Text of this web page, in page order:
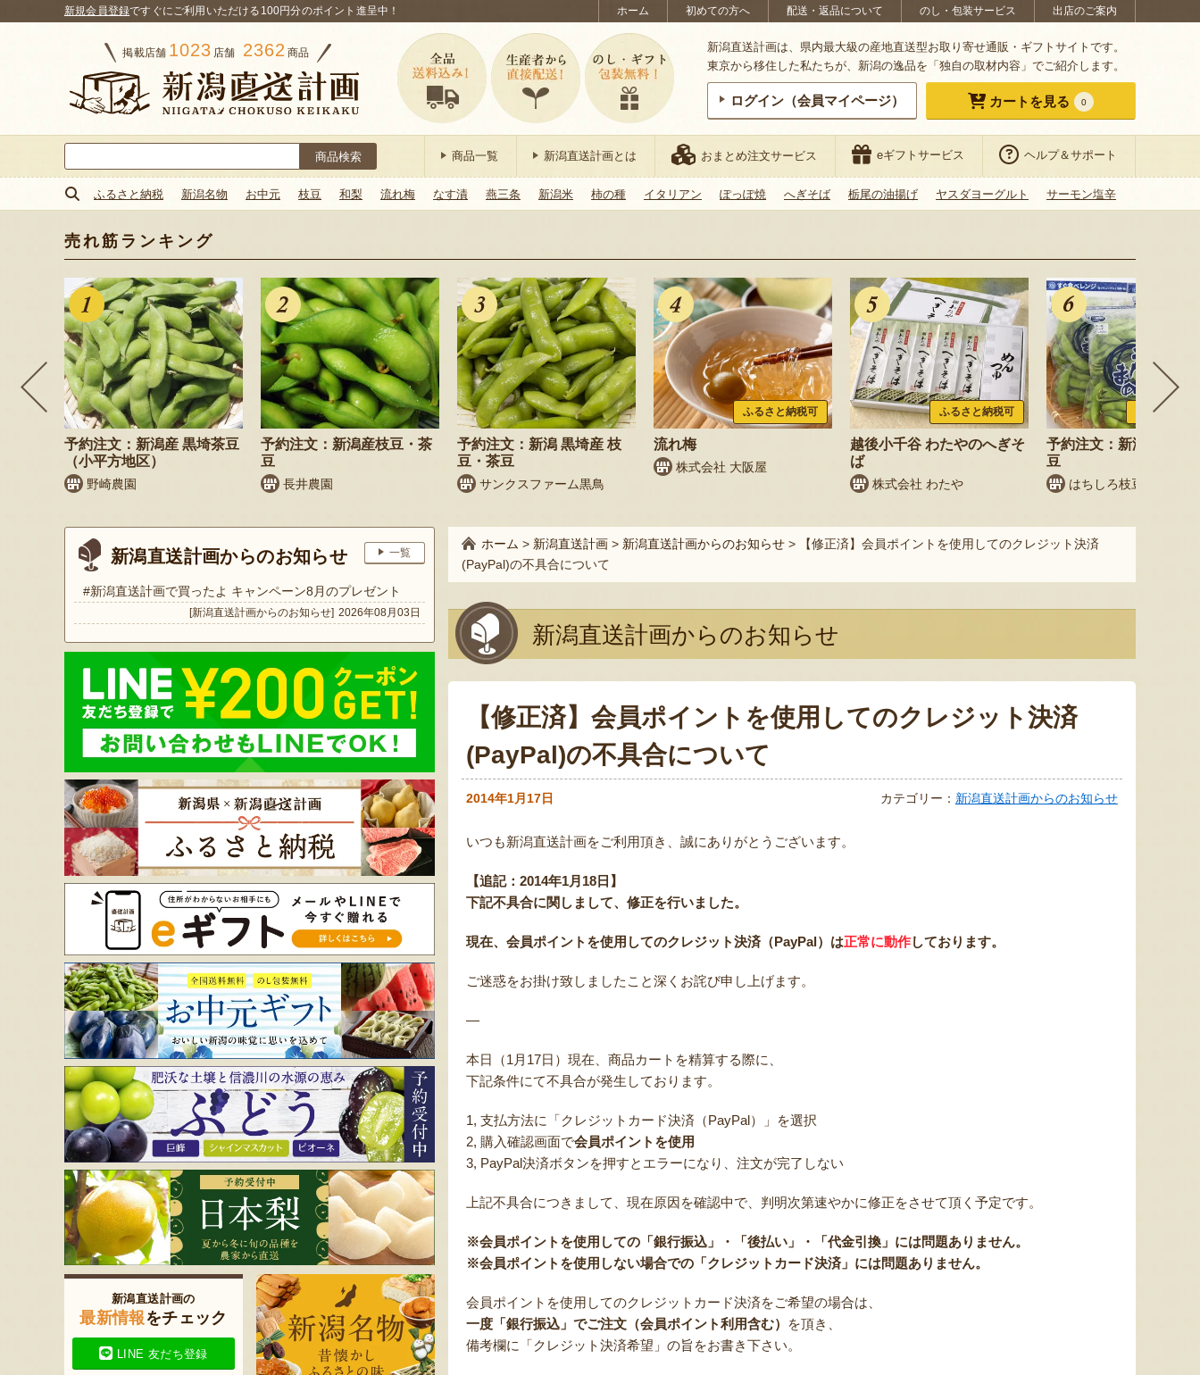
ホーム 初めての方へ 配送・返品について のし・包装サービス 出店のご案内
新規会員登録ですぐにご利用いただける100円分のポイント進呈中！
掲載店舗 1023 店舗 2362 商品
新潟直送計画は、県内最大級の産地直送型お取り寄せ通販・ギフトサイトです。
東京から移住した私たちが、新潟の逸品を「独自の取材内容」でご紹介します。
ログイン（会員マイページ） カートを見る 0
索:
商品一覧 新潟直送計画とは おまとめ注文サービス eギフトサービス ヘルプ＆サポート
ふるさと納税 新潟名物 お中元 枝豆 和梨 流れ梅 なす漬 燕三条 新潟米 柿の種 イタリアン ぽっぽ焼 へぎそば 栃尾の油揚げ ヤスダヨーグルト サーモン塩辛
売れ筋ランキング
予約注文：新潟産 黒埼茶豆
（小平方地区）
野崎農園
予約注文：新潟産枝豆・茶
豆
長井農園
予約注文：新潟 黒埼産 枝
豆・茶豆
サンクスファーム黒鳥
ふるさと納税可
流れ梅
株式会社 大阪屋
ふるさと納税可
越後小千谷 わたやのへぎそ
ば
株式会社 わたや
ふるさと納
予約注文：新潟産 枝豆
豆
はちしろ枝豆農園
新潟直送計画からのお知らせ 一覧
#新潟直送計画で買ったよ キャンペーン8月のプレゼント
[新潟直送計画からのお知らせ] 2026年08月03日
ホーム > 新潟直送計画 > 新潟直送計画からのお知らせ >
【修正済】会員ポイントを使用してのクレジット決済
(PayPal)の不具合について
新潟直送計画からのお知らせ
【修正済】会員ポイントを使用してのクレジット決済
(PayPal)の不具合について
2014年1月17日 カテゴリー： 新潟直送計画からのお知らせ
いつも新潟直送計画をご利用頂き、誠にありがとうございます。
【追記：2014年1月18日】
下記不具合に関しまして、修正を行いました。
現在、会員ポイントを使用してのクレジット決済（PayPal）は正常に動作しております。
ご迷惑をお掛け致しましたこと深くお詫び申し上げます。
—
本日（1月17日）現在、商品カートを精算する際に、
下記条件にて不具合が発生しております。
1, 支払方法に「クレジットカード決済（PayPal）」を選択
2, 購入確認画面で会員ポイントを使用
3, PayPal決済ボタンを押すとエラーになり、注文が完了しない
上記不具合につきまして、現在原因を確認中で、判明次第速やかに修正をさせて頂く予定です。
※会員ポイントを使用しての「銀行振込」・「後払い」・「代金引換」には問題ありません。
※会員ポイントを使用しない場合での「クレジットカード決済」には問題ありません。
会員ポイントを使用してのクレジットカード決済をご希望の場合は、
一度「銀行振込」でご注文（会員ポイント利用含む）
を頂き、
備考欄に「クレジット決済希望」の旨をお書き下さい。
新潟直送計画の
最新情報をチェック
LINE 友だち登録